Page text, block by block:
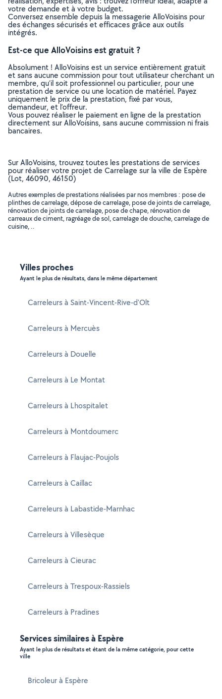
votre demande et à votre budget.
Conversez ensemble depuis la messagerie AlloVoisins pour
des échanges sécurisés et efficaces grâce aux outils
intégrés.
Est-ce que AlloVoisins est gratuit ?
Absolument ! AlloVoisins est un service entièrement gratuit
et sans aucune commission pour tout utilisateur cherchant un
membre, qu’il soit professionnel ou particulier, pour une
prestation de service ou une location de matériel. Payez
uniquement le prix de la prestation, fixé par vous,
demandeur, et l’offreur.
Vous pouvez réaliser le paiement en ligne de la prestation
directement sur AlloVoisins, sans aucune commission ni frais
bancaires.
Sur AlloVoisins, trouvez toutes les prestations de services
pour réaliser votre projet de Carrelage sur la ville de Espère
(Lot, 46090, 46150)
Autres exemples de prestations réalisées par nos membres : pose de
plinthes de carrelage, dépose de carrelage, pose de joints de carrelage,
rénovation de joints de carrelage, pose de chape, rénovation de
carreaux de ciment, ragréage de sol, carrelage de douche, carrelage de
cuisine, ..
Villes proches
Ayant le plus de résultats, dans le même département
Carreleurs à Saint-Vincent-Rive-d'Olt
Carreleurs à Mercuès
Carreleurs à Douelle
Carreleurs à Le Montat
Carreleurs à Lhospitalet
Carreleurs à Montdoumerc
Carreleurs à Flaujac-Poujols
Carreleurs à Caillac
Carreleurs à Labastide-Marnhac
Carreleurs à Villesèque
Carreleurs à Cieurac
Carreleurs à Trespoux-Rassiels
Carreleurs à Pradines
Services similaires à Espère
Ayant le plus de résultats et étant de la même catégorie, pour cette
ville
Bricoleur à Espère